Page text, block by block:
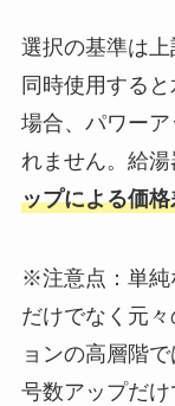
選択の基準は
同時使用する
場合、パワー
れません。給
ップによる価
※注意点：単純
だけでなく元
ョンの高層階
号数アップだ